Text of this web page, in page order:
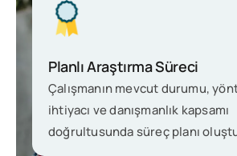
Planlı Araştırma Süreci
Çalışmanın mevcut durumu,
ihtiyacı ve danışmanlık kapsamı
doğrultusunda süreç planı